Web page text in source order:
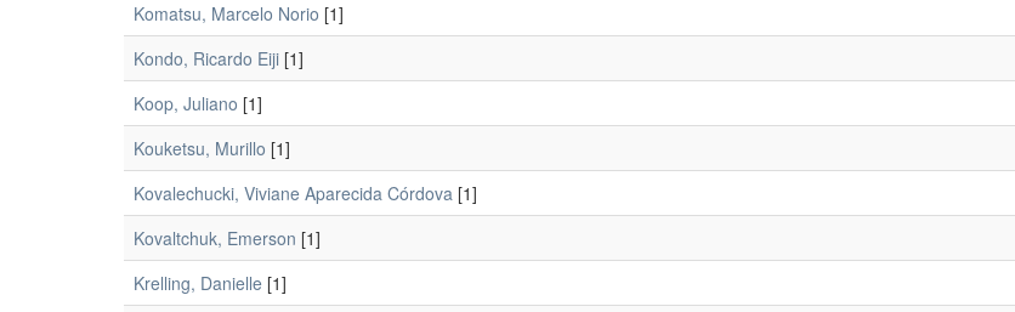
Komatsu, Marcelo Norio [1]
Kondo, Ricardo Eiji [1]
Koop, Juliano [1]
Kouketsu, Murillo [1]
Kovalechucki, Viviane Aparecida Córdova [1]
Kovaltchuk, Emerson [1]
Krelling, Danielle [1]